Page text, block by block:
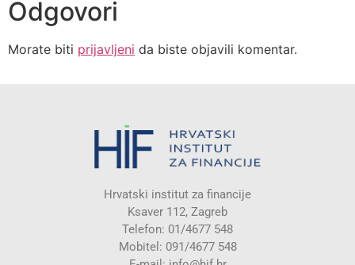
Odgovori
Morate biti prijavljeni da biste objavili komentar.
Hrvatski institut za financije
Ksaver 112, Zagreb
Telefon: 01/4677 548
Mobitel: 091/4677 548